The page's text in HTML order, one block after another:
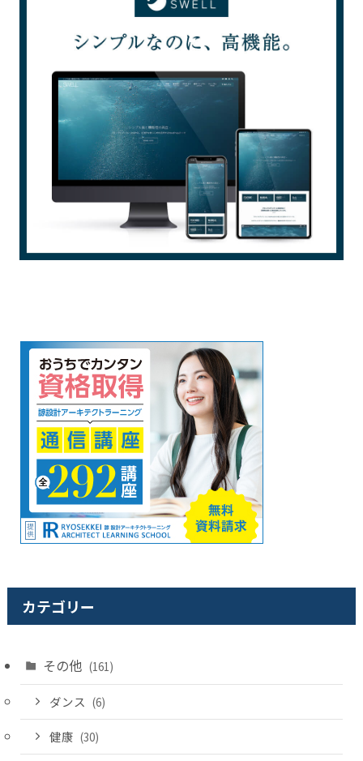
カテゴリー
その他 (161)
ダンス (6)
健康 (30)